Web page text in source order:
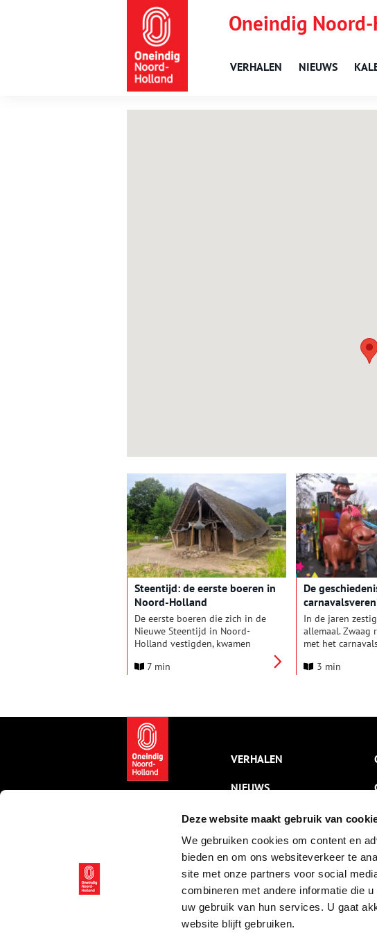
Deze website maakt gebruik van
We gebruiken cookies om content en
bieden en om ons websiteverkeer te
site met onze partners voor social
combineren met andere informatie die
uw gebruik van hun services. U gaat
website blijft gebruiken.
Oneindig
VERHALEN NIEUWS
Steentijd: de eerste boeren in
Noord-Holland
De eerste boeren die zich in de
Nieuwe Steentijd in Noord-
Holland vestigden, kwamen
landschap dat permanent onder
kreekoevers van West-Friesland
wisten ze akkers aan te leggen
en met succes gewassen zoals
emmertarwe en gerst te
verbouwen, waardoor de
leefwijze van de mens voorgoed
zou veranderen.
7 min
De
Masker
In de jaren
allemaal. Zwaag
met het
een aantal jaren
er toen al de
3 min
VERHALEN
NIEUWS
KALENDER
THEMA’S
ACTIVITEITEN
VIDEO’S